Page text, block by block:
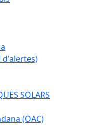
d'alertes)
SOLARS
(OAC)